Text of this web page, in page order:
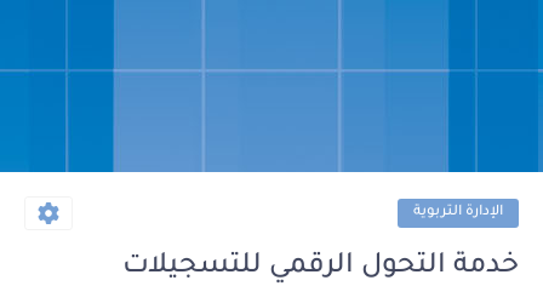
الإدارة التربوية
خدمة التحول الرقمي للتسجيلات